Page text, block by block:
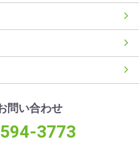
問い合わせ
3773